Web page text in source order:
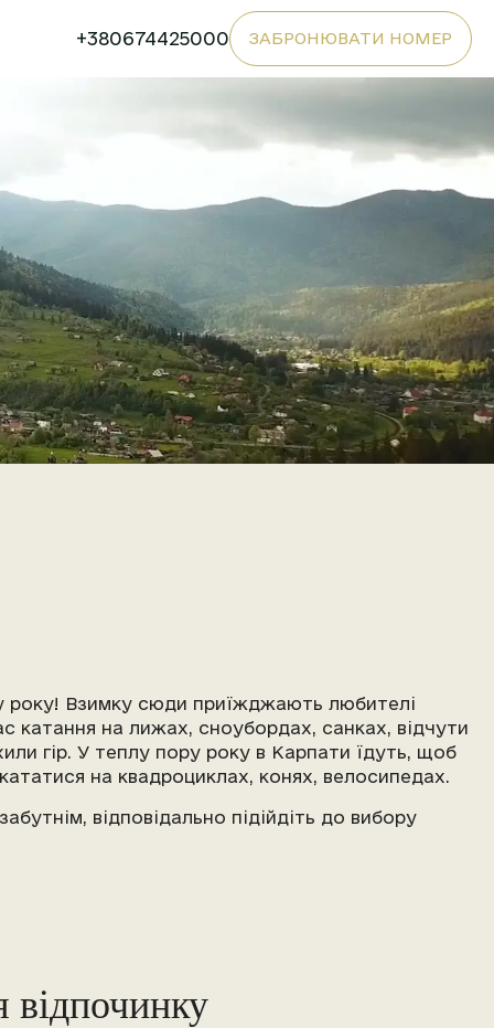
+380674425000 ЗАБРОНЮВАТИ НОМЕР
року! Взимку сюди приїжджають любителі
катання на лижах, сноубордах, санках, відчути
гір. У теплу пору року в Карпати їдуть, щоб
на квадроциклах, конях, велосипедах.
відповідально підійдіть до вибору